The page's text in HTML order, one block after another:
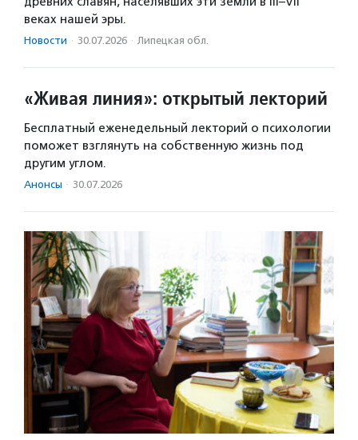
веках нашей эры.
Новости · 30.07.2026 · Липецкая обл.
«Живая линия»: открытый лекторий
Бесплатный еженедельный лекторий о психологии
поможет взглянуть на собственную жизнь под
другим углом.
Анонсы · 30.07.2026